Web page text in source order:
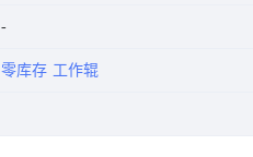
零库存 工作辊